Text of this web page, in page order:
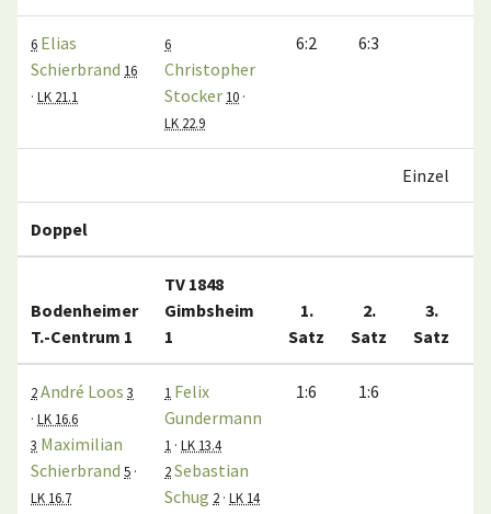
6 Elias
Schierbrand 16
· LK 21.1
6
Christopher
Stocker 10 ·
LK 22.9
6:2 6:3
Einzel
Doppel
Bodenheimer
T.-Centrum 1
TV 1848
Gimbsheim
1
1.
Satz
2.
Satz
3.
Satz
2André Loos 3
· LK 16.6
3 Maximilian
Schierbrand 5 ·
LK 16.7
1 Felix
Gundermann
1 · LK 13.4
2Sebastian
Schug 2 · LK 14
1:6 1:6